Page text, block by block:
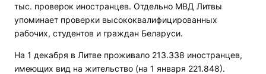
тыс. проверок иностранцев. Отдельно МВД Литвы
упоминает проверки высококвалифицированных
рабочих, студентов и граждан Беларуси.
На 1 декабря в Литве проживало 213.338 иностранцев,
имеющих вид на жительство (на 1 января 221.848).